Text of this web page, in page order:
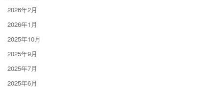
2026年2月
2026年1月
2025年10月
2025年9月
2025年7月
2025年6月